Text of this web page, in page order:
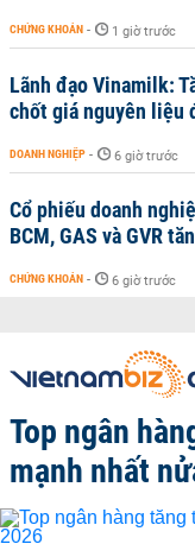
CHỨNG KHOÁN - 1 giờ trước
Lãnh đạo Vinamilk:
chốt giá nguyên liệu
DOANH NGHIỆP - 6 giờ trước
Cổ phiếu doanh
BCM, GAS và GVR
CHỨNG KHOÁN - 6 giờ trước
Top ngân
mạnh nhất